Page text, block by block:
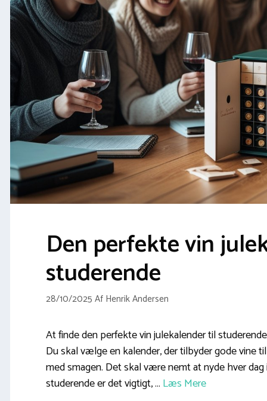
Den perfekte vin
studerende
28/10/2025 Af Henrik Andersen
At finde den perfekte vin julekalender til
Du skal vælge en kalender, der tilbyder gode vine
med smagen. Det skal være nemt at nyde hver
studerende er det vigtigt, … Læs Mere